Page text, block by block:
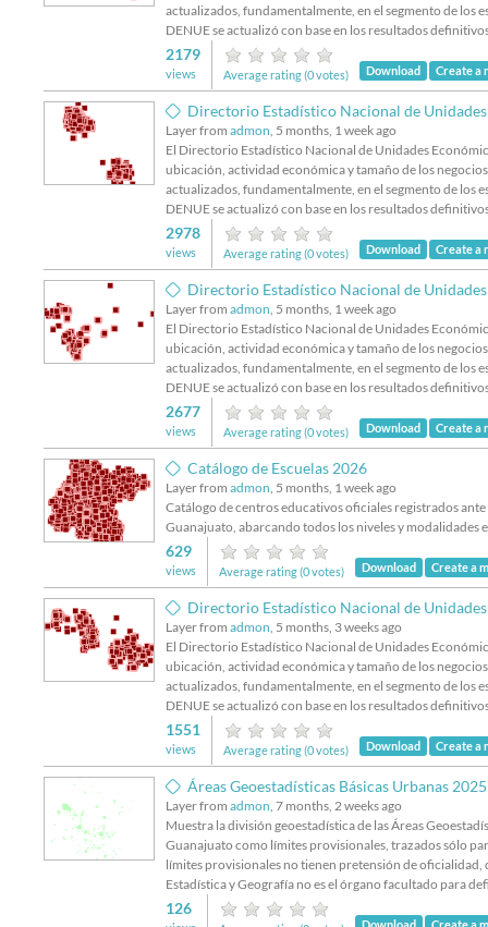
actualizados, fundamentalmente, en el segmento de los
DENUE se actualizó con base en los resultados
2179
views Average rating (0 votes) Download Create a
Directorio Estadístico Nacional de Unidades
Layer from admon , 5 months, 1 week ago
El Directorio Estadístico Nacional de Unidades
ubicación, actividad económica y tamaño de los
actualizados, fundamentalmente, en el segmento de los
DENUE se actualizó con base en los resultados
2978
views Average rating (0 votes) Download Create a
Directorio Estadístico Nacional de Unidades
Layer from admon , 5 months, 1 week ago
El Directorio Estadístico Nacional de Unidades
ubicación, actividad económica y tamaño de los
actualizados, fundamentalmente, en el segmento de los
DENUE se actualizó con base en los resultados
2677
views Average rating (0 votes) Download Create a
Catálogo de Escuelas 2026
Layer from admon , 5 months, 1 week ago
Catálogo de centros educativos oficiales registrados
Guanajuato, abarcando todos los niveles y modalidades
629
views Average rating (0 votes) Download Create a
Directorio Estadístico Nacional de Unidades
Layer from admon , 5 months, 3 weeks ago
El Directorio Estadístico Nacional de Unidades
ubicación, actividad económica y tamaño de los
actualizados, fundamentalmente, en el segmento de los
DENUE se actualizó con base en los resultados
1551
views Average rating (0 votes) Download Create a
Áreas Geoestadísticas Básicas Urbanas 2025
Layer from admon , 7 months, 2 weeks ago
Muestra la división geoestadística de las Áreas
Guanajuato como límites provisionales, trazados sólo
límites provisionales no tienen pretensión de
Estadística y Geografía no es el órgano facultado para
126
Download Create a